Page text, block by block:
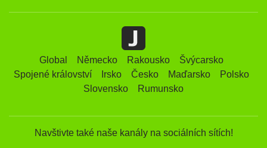
Global Německo Rakousko
Švýcarsko
Spojené království
Irsko Česko Maďarsko
Polsko
Slovensko
Rumunsko
Navštivte také naše kanály na sociálních sítích!